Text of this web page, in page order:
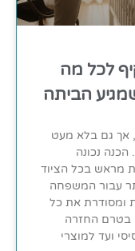
לכל מה
הביתה
אך גם בלא מעט
נכונה
מראש בכל הציוד
עבור המשפחה
ומסודרת את כל
בטרם החזרה
ועד למוצרי